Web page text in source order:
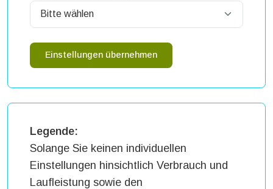
Einstellungen übernehmen
Legende:
Solange Sie keinen individuellen
Einstellungen hinsichtlich Verbrauch und
Laufleistung sowie den